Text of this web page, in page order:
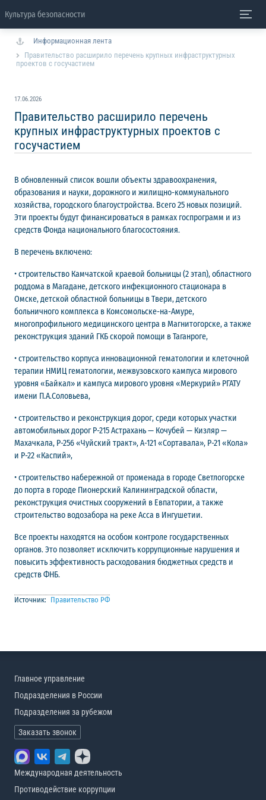
Культура безопасности
Информационная лента
Правительство расширило перечень крупных инфраструктурных
проектов с госучастием
17.06.2026
Правительство расширило перечень
крупных инфраструктурных проектов с
госучастием
В обновленный список вошли объекты здравоохранения,
образования и науки, дорожного и жилищно-коммунального
хозяйства, городского благоустройства. Всего 25 новых позиций.
Эти проекты будут финансироваться в рамках госпрограмм и из
средств Фонда национального благосостояния.
В перечень включено:
• строительство Камчатской краевой больницы (2 этап), областного
роддома в Магадане, детского инфекционного стационара в
Омске, детской областной больницы в Твери, детского
больничного комплекса в Комсомольске-на-Амуре,
многопрофильного медицинского центра в Магнитогорске, а также
реконструкция зданий ГКБ скорой помощи в Таганроге,
• строительство корпуса инновационной гематологии и клеточной
терапии НМИЦ гематологии, межвузовского кампуса мирового
уровня «Байкал» и кампуса мирового уровня «Меркурий» РГАТУ
имени П.А.Соловьева,
• строительство и реконструкция дорог, среди которых участки
автомобильных дорог Р-215 Астрахань — Кочубей — Кизляр —
Махачкала, Р-256 «Чуйский тракт», А-121 «Сортавала», Р-21 «Кола»
и Р-22 «Каспий»,
• строительство набережной от променада в городе Светлогорске
до порта в городе Пионерский Калининградской области,
реконструкция очистных сооружений в Евпатории, а также
строительство водозабора на реке Асса в Ингушетии.
Все проекты находятся на особом контроле государственных
органов. Это позволяет исключить коррупционные нарушения и
повысить эффективность расходования бюджетных средств и
средств ФНБ.
Источник: Правительство РФ
Главное управление
Подразделения в России
Подразделения за рубежом
Заказать звонок
Международная деятельность
Противодействие коррупции